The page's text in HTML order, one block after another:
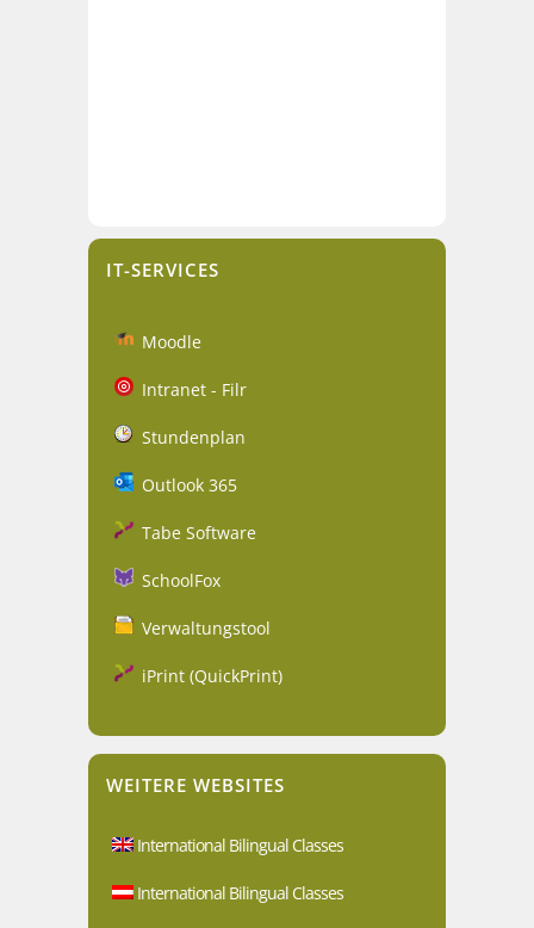
IT-SERVICES
Moodle
Intranet - Filr
Stundenplan
Outlook 365
Tabe Software
SchoolFox
Verwaltungstool
iPrint (QuickPrint)
WEITERE WEBSITES
International Bilingual Classes
International Bilingual Classes